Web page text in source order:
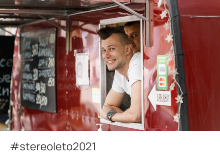
#stereoleto2021